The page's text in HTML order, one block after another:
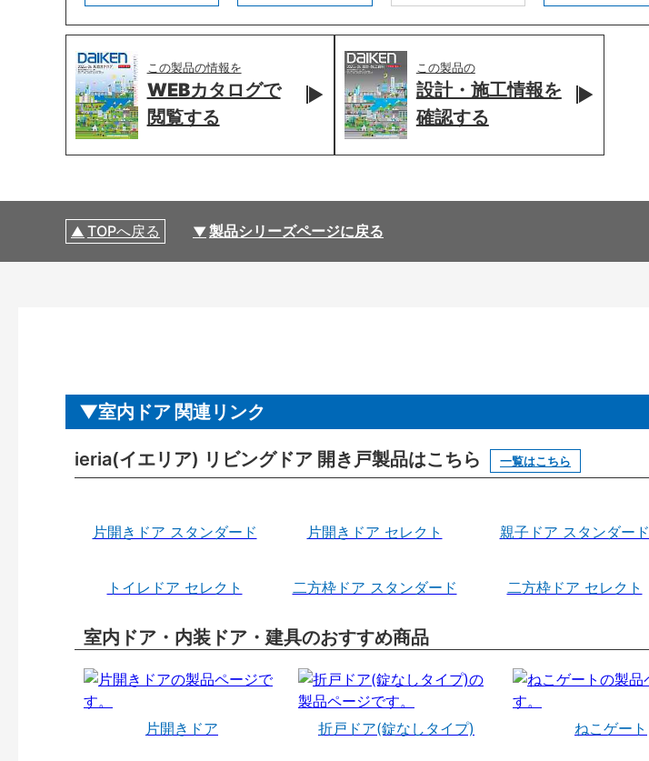
この製品の情報を
WEBカタログで
閲覧する
この製品の
設計・施工情報を
確認する
TOPへ戻る 製品シリーズページに戻る
室内ドア 関連リンク
ieria(イエリア) リビングドア 開き戸製品はこちら 一覧はこちら
片開きドア スタンダード 片開きドア セレクト 親子ドア スタンダード
トイレドア セレクト 二方枠ドア スタンダード 二方枠ドア セレクト
室内ドア・内装ドア・建具のおすすめ商品
片開きドア 折戸ドア(錠なしタイプ)
ねこゲート